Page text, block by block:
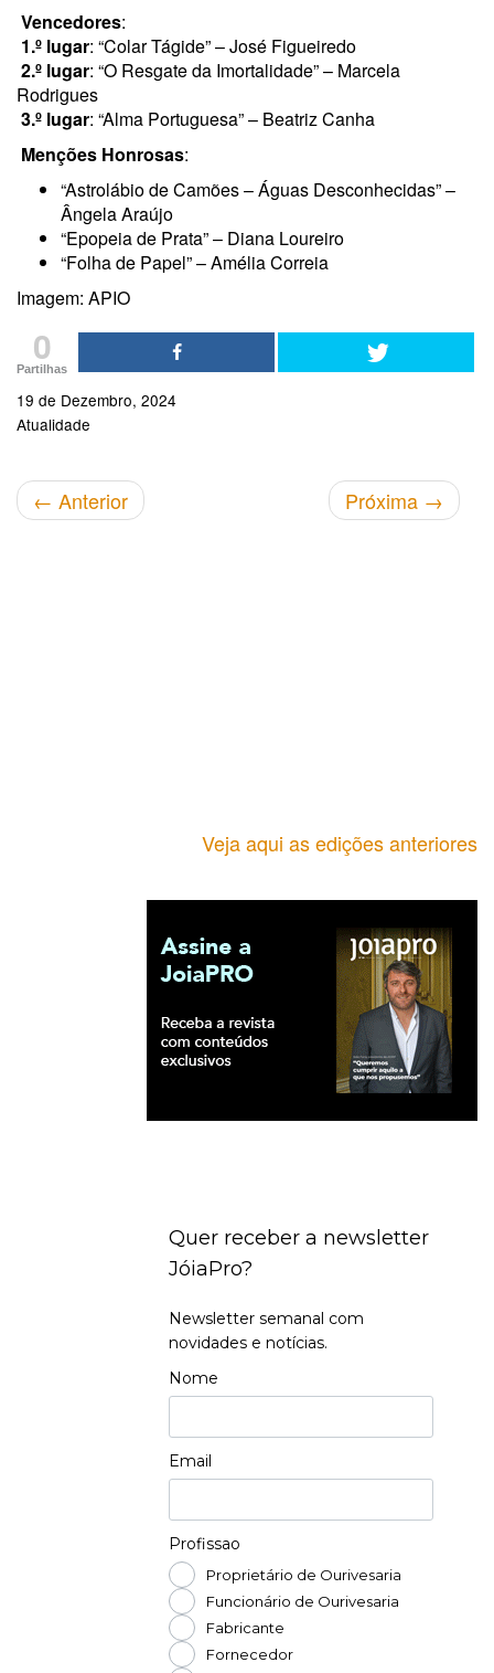
Vencedores:
1.º lugar: “Colar Tágide” – José Figueiredo
2.º lugar: “O Resgate da Imortalidade” – Marcela
Rodrigues
3.º lugar: “Alma Portuguesa” – Beatriz Canha
Menções Honrosas:
“Astrolábio de Camões – Águas Desconhecidas” –
Ângela Araújo
“Epopeia de Prata” – Diana Loureiro
“Folha de Papel” – Amélia Correia
Imagem: APIO
0
Partilhas
19 de Dezembro, 2024
Atualidade
← Anterior Próxima →
Veja aqui as edições anteriores